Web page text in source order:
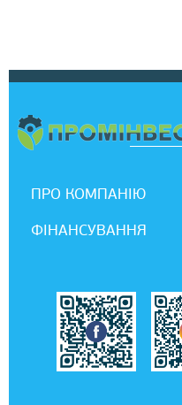
ПРО КОМПАНІЮ
ФІНАНСУВАННЯ